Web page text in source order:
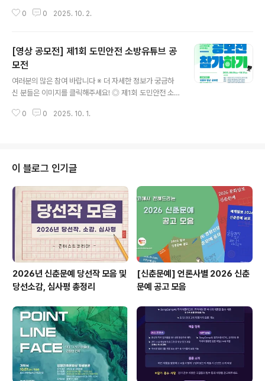
9.(일) 24:00까지 도착분에 한함 ◎ 공모자격대한민국 거
천”이천시의 정책, 시정사업, 도시경관, 자연경관, 축제, 관
광지, 문화 체험 등 자유롭게 표현한 30초 ~ 1분 길이의 숏
폼 영상 ◎ 공모분야(택1) 및 필수요건※ 필수요건 미충족
시 심사에서 제외AI 영상 분야 or 일반 영상 분야 중 택1
24:00까지- 접수방법 ..
0 0 2025. 10. 2.
[영상 공모전] 제1회 도민안전 소방유튜브 공
모전
여러분의 많은 참여 바랍니다 ※ 더 자세한 정보가 궁금하
신 분들은 이미지를 클릭해주세요! ◎ 제1회 도민안전 소
브 공모전○ 공모분야: 쇼츠 동영상[40초 이내 가로(192
우수 2, 장려 5) 및 시상금 ◎ 참가자격대한민국 국민 누구
나(개인 또는 5인 이내 팀) ◎ 접수기간2025년 9월 5일
~ 2025년 10월 17일 ◎ 접수방법이메일 접수(ehdgus
123@korea.kr) ◎ 제출서류① 참가신청서, ② 작품파
일, ③ 작품설명서, ④ 개인정보 수집‧이용 동의서, ⑤..
0 0 2025. 10. 1.
이 블로그 인기글
2026년 신춘문예 당선작 모음 및
당선소감, 심사평 총정리
[신춘문예] 언론사별 2026 신춘
문예 공고 모음